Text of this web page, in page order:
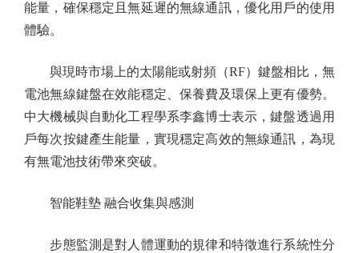
能量，確保穩定且無延遲的無線通訊，優化用戶的使用
體驗。
與現時市場上的太陽能或射頻（RF）鍵盤相比，無
電池無線鍵盤在效能穩定、保養費及環保上更有優勢。
中大機械與自動化工程學系李鑫博士表示，鍵盤透過用
戶每次按鍵產生能量，實現穩定高效的無線通訊，為現
有無電池技術帶來突破。
智能鞋墊 融合收集與感測
步態監測是對人體運動的規律和特徵進行系統性分